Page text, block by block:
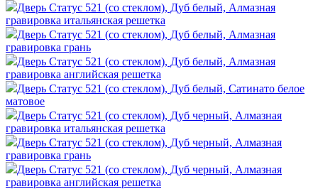
Дверь Статус 521 (со стеклом), Дуб белый, Алмазная
гравировка итальянская решетка
Дверь Статус 521 (со стеклом), Дуб белый, Алмазная
гравировка грань
Дверь Статус 521 (со стеклом), Дуб белый, Алмазная
гравировка английская решетка
Дверь Статус 521 (со стеклом), Дуб белый, Сатинато белое
матовое
Дверь Статус 521 (со стеклом), Дуб черный, Алмазная
гравировка итальянская решетка
Дверь Статус 521 (со стеклом), Дуб черный, Алмазная
гравировка грань
Дверь Статус 521 (со стеклом), Дуб черный, Алмазная
гравировка английская решетка